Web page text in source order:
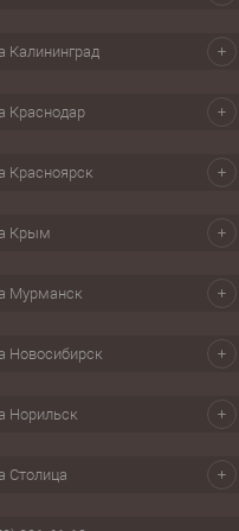
ходьба
Калининград
Краснодар
Красноярск
Крым
Мурманск
Новосибирск
Норильск
Столица